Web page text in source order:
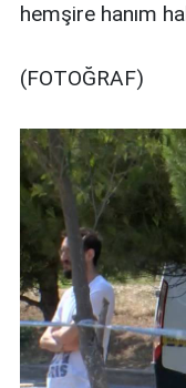
hemşire hanım
(FOTOĞRAF)